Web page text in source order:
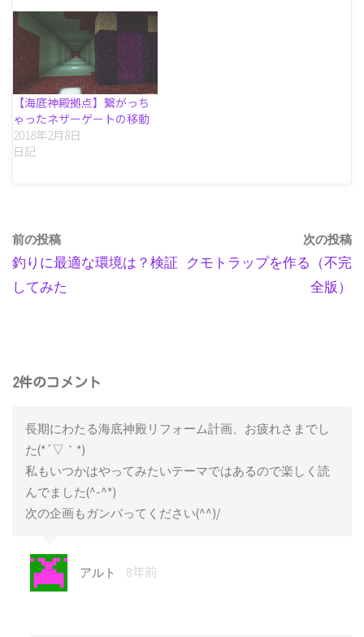
【海底神殿拠点】繋がっち
ゃったネザーゲートの移動
2018年2月8日
日記
前の投稿
釣りに最適な環境は？検証
してみた
次の投稿
クモトラップを作る（不完
全版）
2件のコメント
長期にわたる海底神殿リフォーム計画、お疲れさまでし
た(*´▽｀*)
私もいつかはやってみたいテーマではあるので楽しく読
んでました(^-^*)
次の企画もガンバってください(^^)/
アルト 8年前